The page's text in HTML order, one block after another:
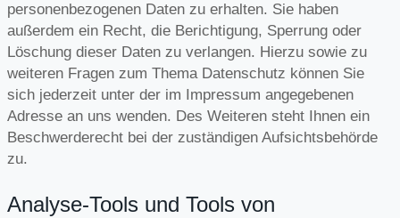
personenbezogenen Daten zu erhalten. Sie haben
außerdem ein Recht, die Berichtigung, Sperrung oder
Löschung dieser Daten zu verlangen. Hierzu sowie zu
weiteren Fragen zum Thema Datenschutz können Sie
sich jederzeit unter der im Impressum angegebenen
Adresse an uns wenden. Des Weiteren steht Ihnen ein
Beschwerderecht bei der zuständigen Aufsichtsbehörde
zu.
Analyse-Tools und Tools von